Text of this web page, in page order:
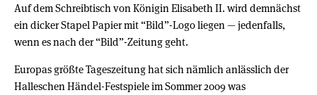
Auf dem Schreibtisch von Königin Elisabeth II. wird demnächst
ein dicker Stapel Papier mit “Bild”-Logo liegen — jedenfalls,
wenn es nach der “Bild”-Zeitung geht.
Europas größte Tageszeitung hat sich nämlich anlässlich der
Halleschen Händel-Festspiele im Sommer 2009 was